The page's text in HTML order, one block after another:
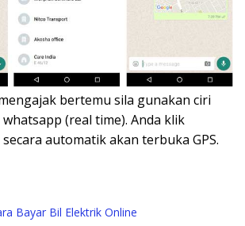
bertemu sila gunakan ciri
(real time). Anda klik
automatik akan terbuka GPS.
Bayar Bil Elektrik Online